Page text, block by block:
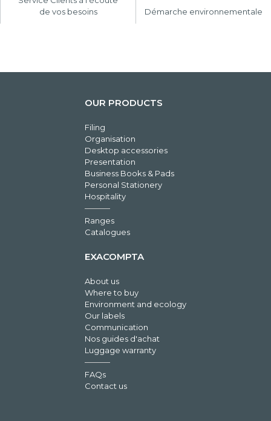
de vos besoins
Démarche environnementale
OUR PRODUCTS
Filing
Organisation
Desktop accessories
Presentation
Business Books & Pads
Personal Stationery
Hospitality
Ranges
Catalogues
EXACOMPTA
About us
Where to buy
Environment and ecology
Our labels
Communication
Nos guides d'achat
Luggage warranty
FAQs
Contact us